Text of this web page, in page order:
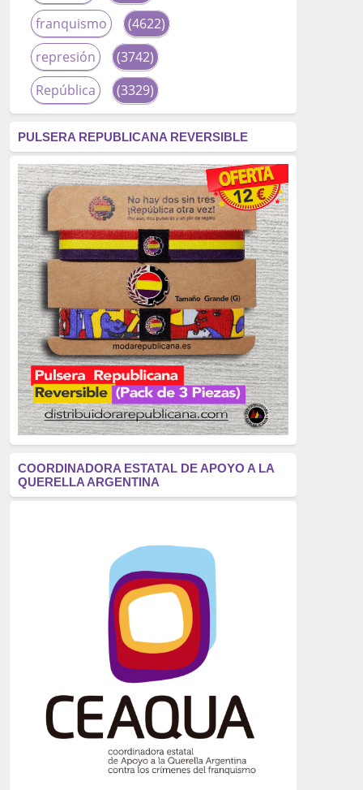
franquismo
(4622)
represión
(3742)
República
(3329)
fascismo
(2677)
tardofranquismo
(2320)
Actualidad
(2319)
monarquía
(2253)
borbones
(2176)
Cultura
(2163)
Guerra
(1674)
genocidio
(1234)
mujer
(1070)
Eventos
(914)
Crímenes del franquismo
(721)
(699)
(607)
neofranquismo
(567)
Justicia Universal
Derechos Humanos
(522)
Nacionalcatolicismo
(514)
PULSERA REPUBLICANA REVERSIBLE
COORDINADORA ESTATAL DE APOYO A LA
QUERELLA ARGENTINA